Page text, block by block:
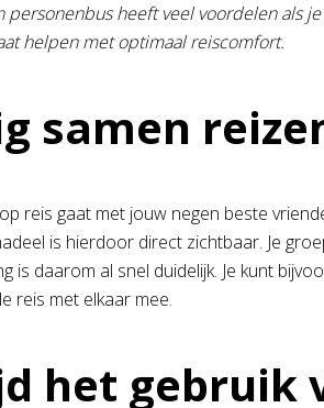
personenbus heeft veel voordelen als
helpen met optimaal reiscomfort.
samen
reis gaat met jouw negen beste
is hierdoor direct zichtbaar. Je
is daarom al snel duidelijk. Je kunt
reis met elkaar mee.
het gebruik